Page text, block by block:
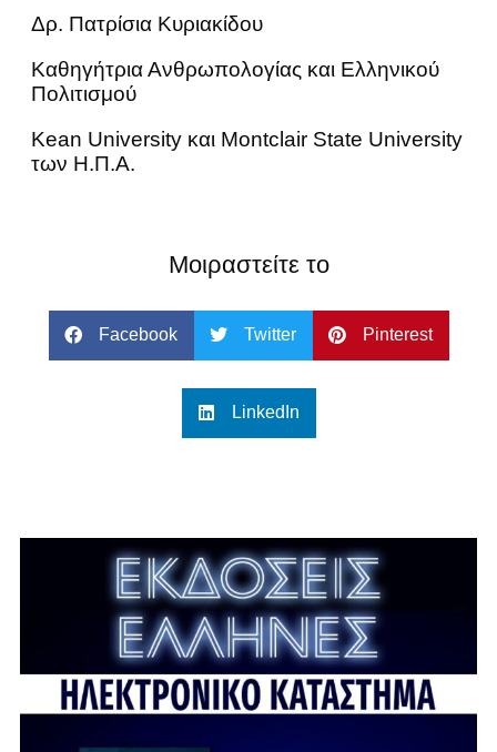
Δρ. Πατρίσια Κυριακίδου
Καθηγήτρια Ανθρωπολογίας και Ελληνικού
Πολιτισμού
Kean University και Montclair State University
των Η.Π.Α.
Μοιραστείτε το
Facebook Twitter Pinterest
LinkedIn